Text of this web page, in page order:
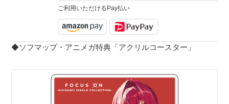
ご利用いただけるPay払い
◆ソフマップ・アニメガ特典「アクリルコースター」